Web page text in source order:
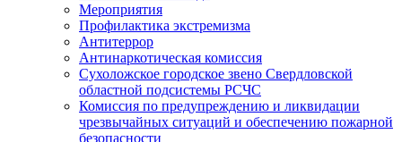
Мероприятия
Профилактика экстремизма
Антитеррор
Антинаркотическая комиссия
Сухоложское городское звено Свердловской
областной подсистемы РСЧС
Комиссия по предупреждению и ликвидации
чрезвычайных ситуаций и обеспечению пожарной
безопасности